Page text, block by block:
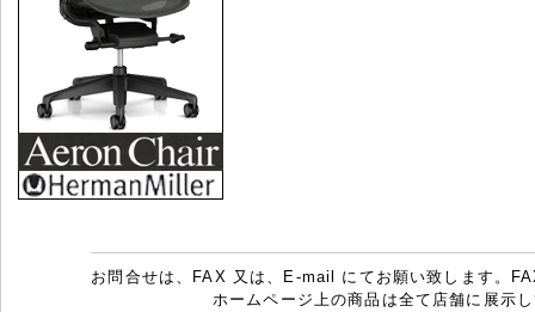
お問合せは、FAX 又は、E-mail にてお願い致します。
ホームページ上の商品は全て店舗に展示